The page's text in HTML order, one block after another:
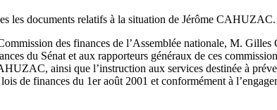
les documents relatifs à la situation de Jérôme CAHUZAC.
des finances de l’Assemblée nationale, M.
du Sénat et aux rapporteurs généraux de ces
ainsi que l’instruction aux services destinée à
de finances du 1er août 2001 et conformément à